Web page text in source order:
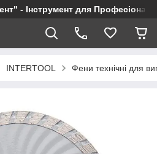
- Інструмент для
INTERTOOL Фени технічні для